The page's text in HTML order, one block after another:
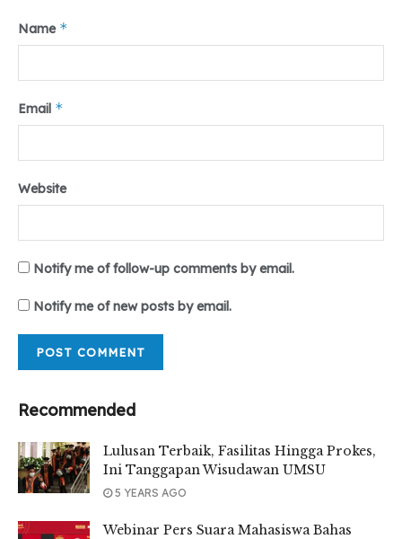
Name *
Email *
Website
Notify me of follow-up comments by email.
Notify me of new posts by email.
Recommended
Lulusan Terbaik, Fasilitas Hingga Prokes,
Ini Tanggapan Wisudawan UMSU
5 YEARS AGO
Webinar Pers Suara Mahasiswa Bahas